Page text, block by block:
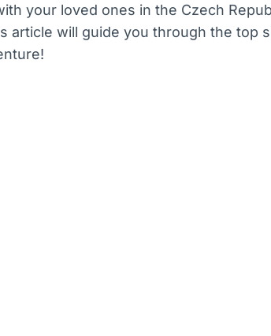
your loved ones in the Czech
article will guide you through the top